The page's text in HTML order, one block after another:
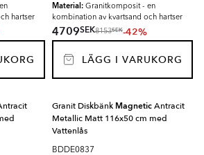
hartser
Material: Granitkomposit - en
kombination av kvartsand och hartser
4709SEK8153SEK-42%
LÄGG I VARUKORG
Granit Diskbänk MagneticAntracit
Metallic Matt 116x50 cm med
Vattenlås
BDDE0837